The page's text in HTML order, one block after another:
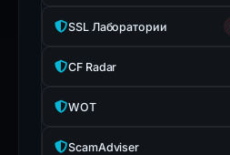
SSL Лаборатории
CF Radar
WOT
ScamAdviser